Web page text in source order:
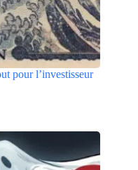
pour l’investisseur